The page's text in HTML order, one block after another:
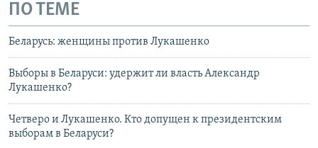
ПО ТЕМЕ
Беларусь: женщины против Лукашенко
Выборы в Беларуси: удержит ли власть Александр
Лукашенко?
Четверо и Лукашенко. Кто допущен к президентским
выборам в Беларуси?